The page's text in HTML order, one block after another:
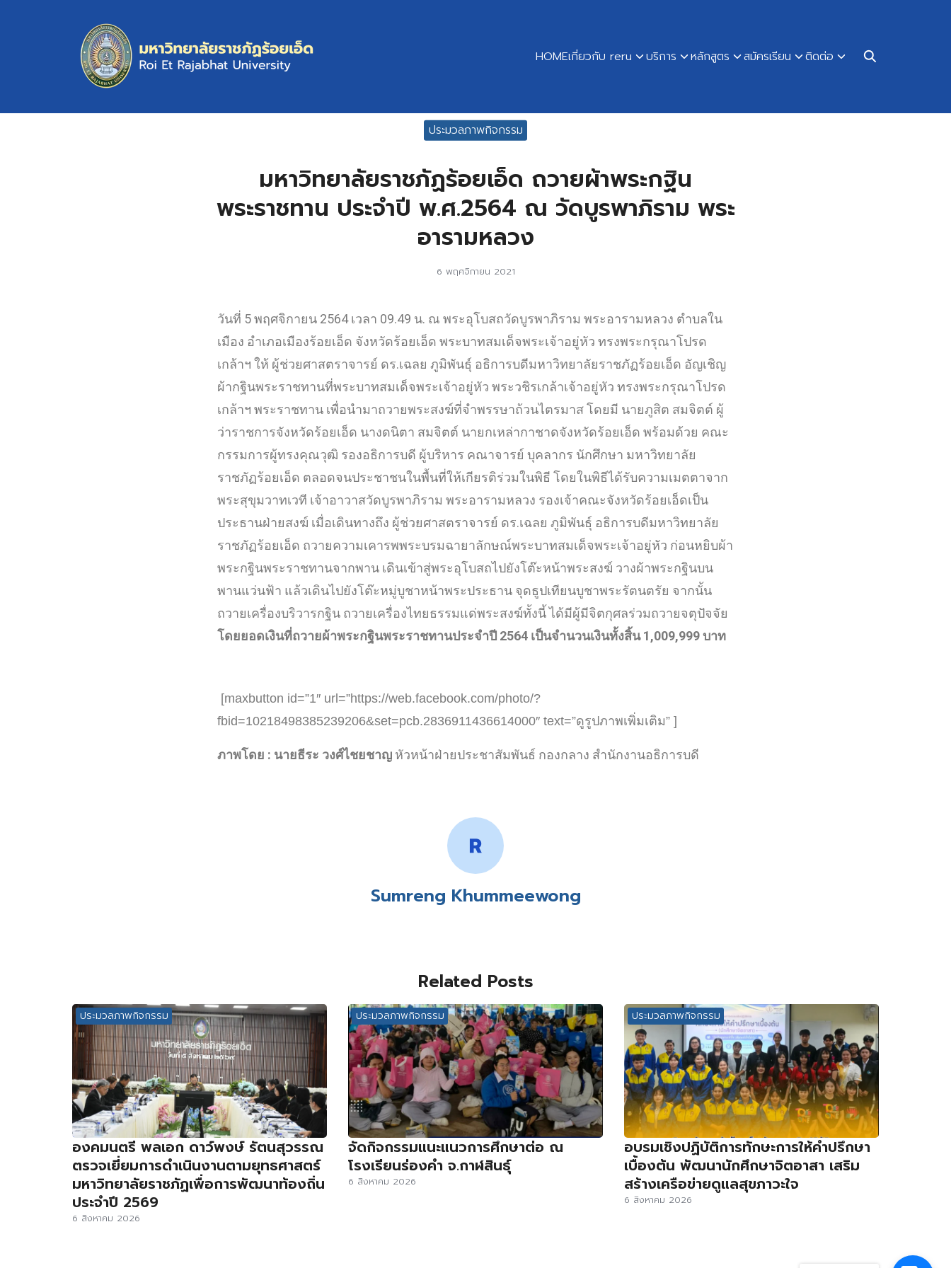
HOMEเกี่ยวกับ reru บริการ หลักสูตร สมัครเรียน ติดต่อ
ประมวลภาพกิจกรรม
มหาวิทยาลัยราชภัฏร้อยเอ็ด ถวายผ้าพระกฐิน
พระราชทาน ประจำปี พ.ศ.2564 ณ วัดบูรพาภิราม พระ
อารามหลวง
6 พฤศจิกายน 2021
วันที่ 5 พฤศจิกายน 2564 เวลา 09.49 น. ณ พระอุโบสถวัดบูรพาภิราม พระอารามหลวง ตำบลใน
เมือง อำเภอเมืองร้อยเอ็ด จังหวัดร้อยเอ็ด พระบาทสมเด็จพระเจ้าอยู่หัว ทรงพระกรุณาโปรด
เกล้าฯ ให้ ผู้ช่วยศาสตราจารย์ ดร.เฉลย ภูมิพันธุ์ อธิการบดีมหาวิทยาลัยราชภัฏร้อยเอ็ด อัญเชิญ
ผ้ากฐินพระราชทานที่พระบาทสมเด็จพระเจ้าอยู่หัว พระวชิรเกล้าเจ้าอยู่หัว ทรงพระกรุณาโปรด
เกล้าฯ พระราชทาน เพื่อนำมาถวายพระสงฆ์ที่จำพรรษาถ้วนไตรมาส โดยมี นายภูสิต สมจิตต์ ผู้
ว่าราชการจังหวัดร้อยเอ็ด นางดนิตา สมจิตต์ นายกเหล่ากาชาดจังหวัดร้อยเอ็ด พร้อมด้วย คณะ
กรรมการผู้ทรงคุณวุฒิ รองอธิการบดี ผู้บริหาร คณาจารย์ บุคลากร นักศึกษา มหาวิทยาลัย
ราชภัฏร้อยเอ็ด ตลอดจนประชาชนในพื้นที่ให้เกียรติร่วมในพิธี โดยในพิธีได้รับความเมตตาจาก
พระสุขุมวาทเวที เจ้าอาวาสวัดบูรพาภิราม พระอารามหลวง รองเจ้าคณะจังหวัดร้อยเอ็ดเป็น
ประธานฝ่ายสงฆ์ เมื่อเดินทางถึง ผู้ช่วยศาสตราจารย์ ดร.เฉลย ภูมิพันธุ์ อธิการบดีมหาวิทยาลัย
ราชภัฏร้อยเอ็ด ถวายความเคารพพระบรมฉายาลักษณ์พระบาทสมเด็จพระเจ้าอยู่หัว ก่อนหยิบผ้า
พระกฐินพระราชทานจากพาน เดินเข้าสู่พระอุโบสถไปยังโต๊ะหน้าพระสงฆ์ วางผ้าพระกฐินบน
พานแว่นฟ้า แล้วเดินไปยังโต๊ะหมู่บูชาหน้าพระประธาน จุดธูปเทียนบูชาพระรัตนตรัย จากนั้น
ถวายเครื่องบริวารกฐิน ถวายเครื่องไทยธรรมแด่พระสงฆ์ทั้งนี้ ได้มีผู้มีจิตกุศลร่วมถวายจตุปัจจัย
โดยยอดเงินที่ถวายผ้าพระกฐินพระราชทานประจำปี 2564 เป็นจำนวนเงินทั้งสิ้น 1,009,999 บาท
[maxbutton id=”1″ url=”https://web.facebook.com/photo/?
fbid=10218498385239206&set=pcb.2836911436614000″ text=”ดูรูปภาพเพิ่มเติม” ]
ภาพโดย : นายธีระ วงศ์ไชยชาญ หัวหน้าฝ่ายประชาสัมพันธ์ กองกลาง สำนักงานอธิการบดี
Sumreng Khummeewong
Related Posts
ประมวลภาพกิจกรรม
องคมนตรี พลเอก ดาว์พงษ์ รัตนสุวรรณ
ตรวจเยี่ยมการดำเนินงานตามยุทธศาสตร์
มหาวิทยาลัยราชภัฏเพื่อการพัฒนาท้องถิ่น
ประจำปี 2569
6 สิงหาคม 2026
ประมวลภาพกิจกรรม
จัดกิจกรรมแนะแนวการศึกษาต่อ ณ
โรงเรียนร่องคำ จ.กาฬสินธุ์
6 สิงหาคม 2026
ประมวลภาพกิจกรรม
อบรมเชิงปฏิบัติการทักษะการให้คำปรึกษา
เบื้องต้น พัฒนานักศึกษาจิตอาสา เสริม
สร้างเครือข่ายดูแลสุขภาวะใจ
6 สิงหาคม 2026